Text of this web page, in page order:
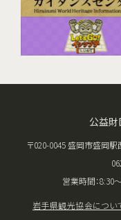
公益
〒020-0045 盛岡市盛岡駅
営業時間：8:30
岩手県観光協会につい